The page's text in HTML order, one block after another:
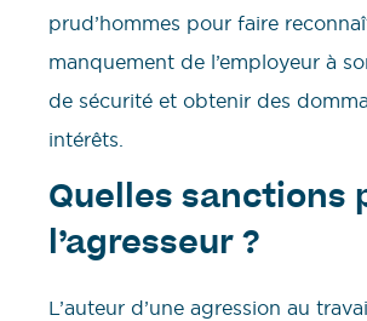
prud’hommes pour faire
manquement de l’employeur à
de sécurité et obtenir des
intérêts.
Quelles sanctions
l’agresseur ?
L’auteur d’une agression au